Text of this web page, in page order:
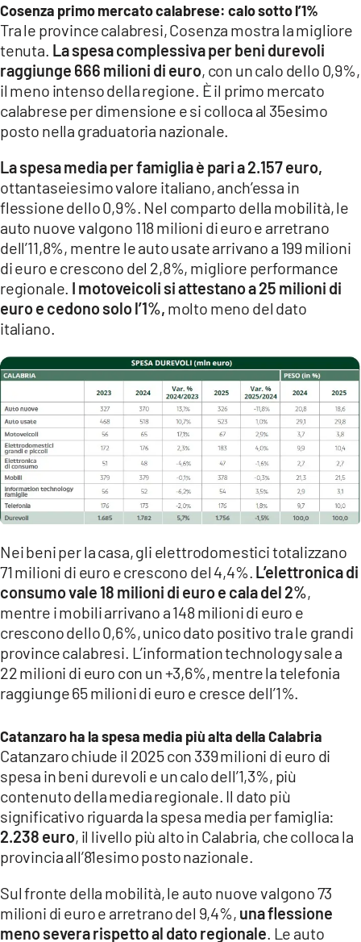
Cosenza primo mercato calabrese: calo sotto l’1%
Tra le province calabresi, Cosenza mostra la migliore
tenuta. La spesa complessiva per beni durevoli
raggiunge 666 milioni di euro, con un calo dello 0,9%,
il meno intenso della regione. È il primo mercato
calabrese per dimensione e si colloca al 35esimo
posto nella graduatoria nazionale.
La spesa media per famiglia è pari a 2.157 euro,
ottantaseiesimo valore italiano, anch’essa in
flessione dello 0,9%. Nel comparto della mobilità, le
auto nuove valgono 118 milioni di euro e arretrano
dell’11,8%, mentre le auto usate arrivano a 199 milioni
di euro e crescono del 2,8%, migliore performance
regionale. I motoveicoli si attestano a 25 milioni di
euro e cedono solo l’1%, molto meno del dato
italiano.
Nei beni per la casa, gli elettrodomestici totalizzano
71 milioni di euro e crescono del 4,4%. L’elettronica di
consumo vale 18 milioni di euro e cala del 2%,
mentre i mobili arrivano a 148 milioni di euro e
crescono dello 0,6%, unico dato positivo tra le grandi
province calabresi. L’information technology sale a
22 milioni di euro con un +3,6%, mentre la telefonia
raggiunge 65 milioni di euro e cresce dell’1%.
Catanzaro ha la spesa media più alta della Calabria
Catanzaro chiude il 2025 con 339 milioni di euro di
spesa in beni durevoli e un calo dell’1,3%, più
contenuto della media regionale. Il dato più
significativo riguarda la spesa media per famiglia:
2.238 euro, il livello più alto in Calabria, che colloca la
provincia all’81esimo posto nazionale.
Sul fronte della mobilità, le auto nuove valgono 73
milioni di euro e arretrano del 9,4%, una flessione
meno severa rispetto al dato regionale. Le auto